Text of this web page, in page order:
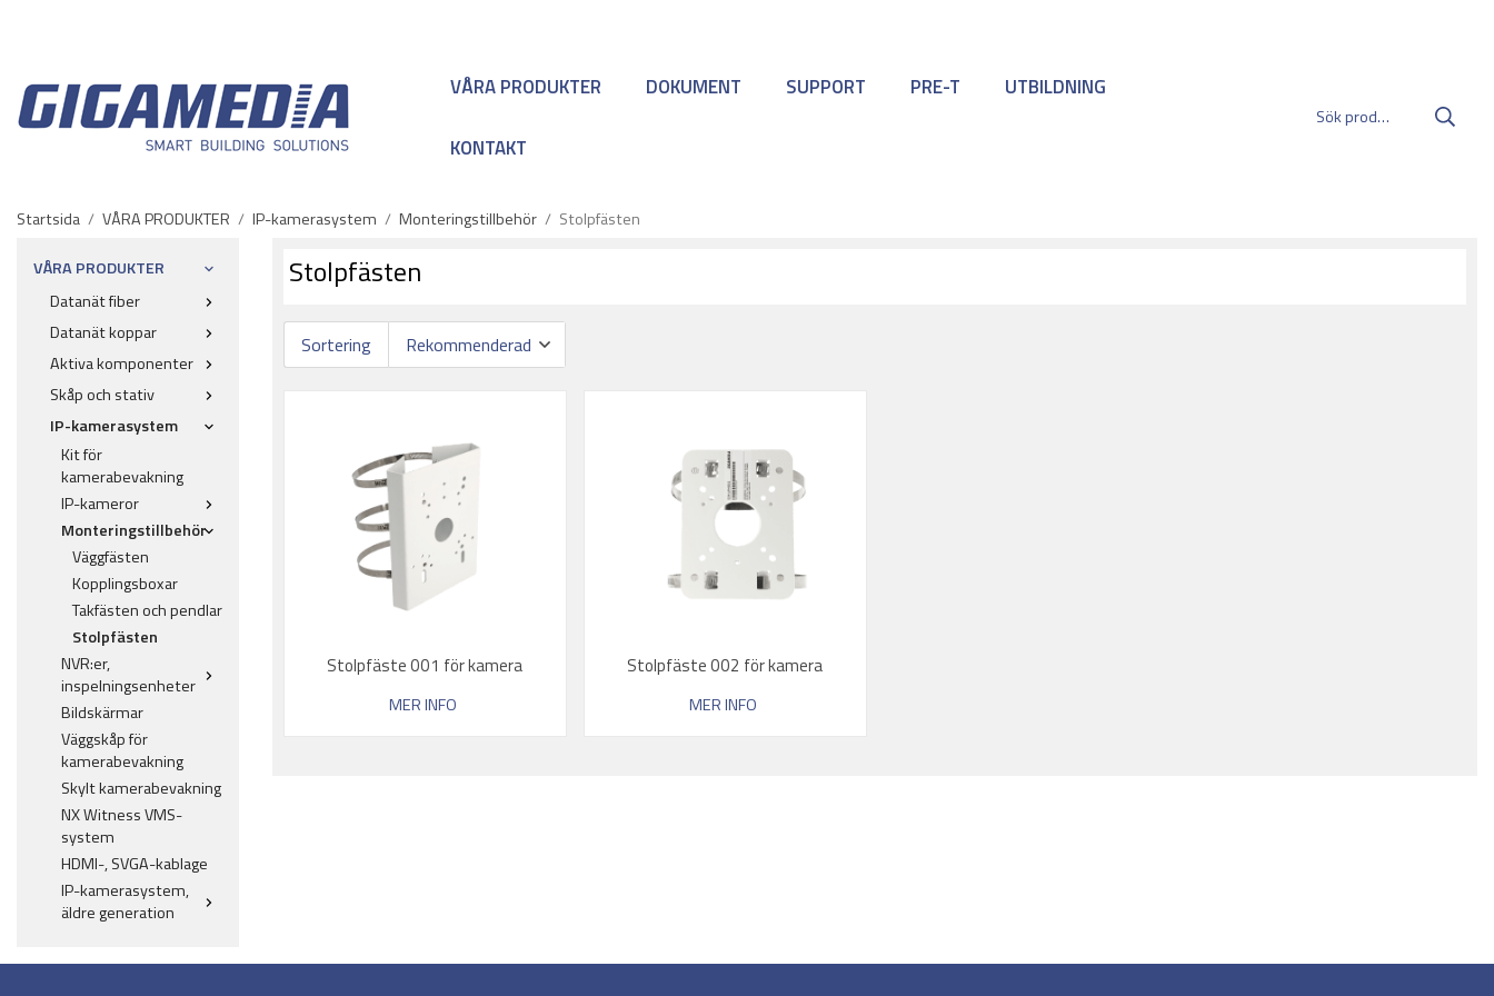
VÅRA PRODUKTER DOKUMENT SUPPORT PRE-T UTBILDNING
KONTAKT
Startsida / VÅRA PRODUKTER / IP-kamerasystem / Monteringstillbehör / Stolpfästen
VÅRA PRODUKTER
Datanät fiber
Datanät koppar
Aktiva komponenter
Skåp och stativ
IP-kamerasystem
Kit för
kamerabevakning
IP-kameror
Monteringstillbehör
Väggfästen
Kopplingsboxar
Takfästen och pendlar
Stolpfästen
NVR:er,
inspelningsenheter
Bildskärmar
Väggskåp för
kamerabevakning
Skylt kamerabevakning
NX Witness VMS-
system
HDMI-, SVGA-kablage
IP-kamerasystem,
äldre generation
Stolpfästen
Sortering
Stolpfäste 001 för kamera
MER INFO
Stolpfäste 002 för kamera
MER INFO